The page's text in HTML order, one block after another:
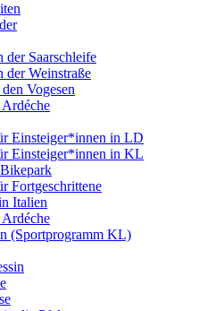
der Saarschleife
der Weinstraße
Vogesen
Einsteiger*innen in LD
Einsteiger*innen in KL
Fortgeschrittene
Italien
(Sportprogramm KL)